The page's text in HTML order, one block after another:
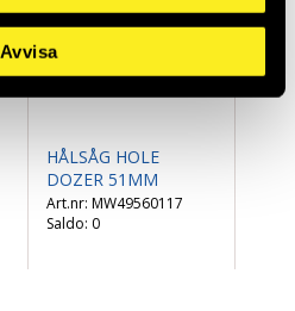
Avvisa
HÅLSÅG HOLE
DOZER 51MM
MW49560117
Saldo: 0